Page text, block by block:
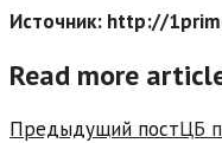
Источник: http://
Read more
Предыдущий постЦБ